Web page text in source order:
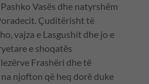
Vasës dhe natyrshëm
Çuditërisht të
vajza e Lasgushit dhe jo e
e shoqatës
Frashëri dhe të
njofton që heq dorë duke